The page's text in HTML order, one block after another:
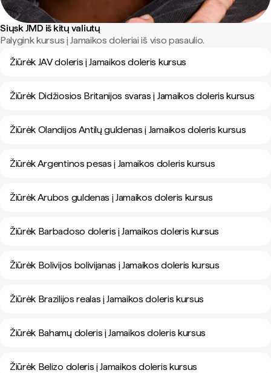
Siųsk JMD iš kitų valiutų
Palygink kursus į Jamaikos doleriai iš viso pasaulio.
Žiūrėk JAV doleris į Jamaikos doleris kursus
Žiūrėk Didžiosios Britanijos svaras į Jamaikos doleris kursus
Žiūrėk Olandijos Antilų guldenas į Jamaikos doleris kursus
Žiūrėk Argentinos pesas į Jamaikos doleris kursus
Žiūrėk Arubos guldenas į Jamaikos doleris kursus
Žiūrėk Barbadoso doleris į Jamaikos doleris kursus
Žiūrėk Bolivijos bolivijanas į Jamaikos doleris kursus
Žiūrėk Brazilijos realas į Jamaikos doleris kursus
Žiūrėk Bahamų doleris į Jamaikos doleris kursus
Žiūrėk Belizo doleris į Jamaikos doleris kursus